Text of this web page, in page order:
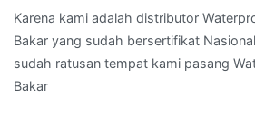
Karena kami adalah distributor
Bakar yang sudah bersertifikat
sudah ratusan tempat kami pasang
Bakar